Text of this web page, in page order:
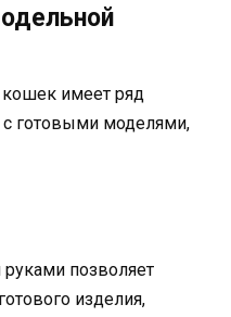
имеет ряд
готовыми моделями,
позволяет
изделия,